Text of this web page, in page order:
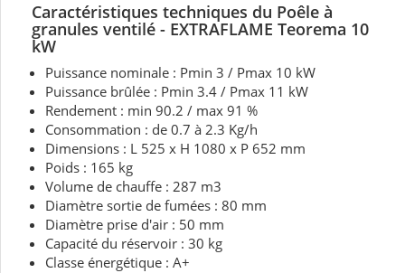
Caractéristiques techniques du Poêle à
granules ventilé - EXTRAFLAME Teorema 10
kW
Puissance nominale : Pmin 3 / Pmax 10 kW
Puissance brûlée : Pmin 3.4 / Pmax 11 kW
Rendement : min 90.2 / max 91 %
Consommation : de 0.7 à 2.3 Kg/h
Dimensions : L 525 x H 1080 x P 652 mm
Poids : 165 kg
Volume de chauffe : 287 m3
Diamètre sortie de fumées : 80 mm
Diamètre prise d'air : 50 mm
Capacité du réservoir : 30 kg
Classe énergétique : A+